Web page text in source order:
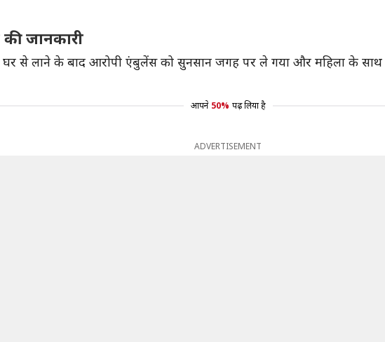
जानकारी
घर से लाने के बाद आरोपी एंबुलेंस को सुनसान जगह पर ले गया और महिला के
आपने 50% पढ़ लिया है
ADVERTISEMENT